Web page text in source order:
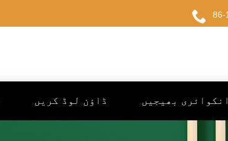
ڈاؤن لوڈ کریں انکوائری بھیجیں